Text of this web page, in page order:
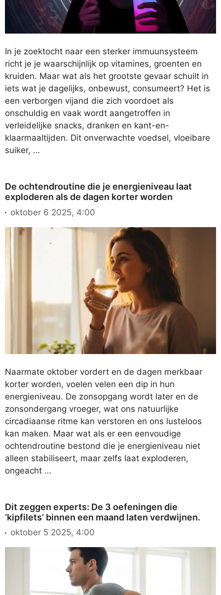
In je zoektocht naar een sterker immuunsysteem
richt je je waarschijnlijk op vitamines, groenten en
kruiden. Maar wat als het grootste gevaar schuilt in
iets wat je dagelijks, onbewust, consumeert? Het is
een verborgen vijand die zich voordoet als
onschuldig en vaak wordt aangetroffen in
verleidelijke snacks, dranken en kant-en-
klaarmaaltijden. Dit onverwachte voedsel, vloeibare
suiker, …
De ochtendroutine die je energieniveau laat
exploderen als de dagen korter worden
oktober 6 2025, 4:00
Naarmate oktober vordert en de dagen merkbaar
korter worden, voelen velen een dip in hun
energieniveau. De zonsopgang wordt later en de
zonsondergang vroeger, wat ons natuurlijke
circadiaanse ritme kan verstoren en ons lusteloos
kan maken. Maar wat als er een eenvoudige
ochtendroutine bestond die je energieniveau niet
alleen stabiliseert, maar zelfs laat exploderen,
ongeacht …
Dit zeggen experts: De 3 oefeningen die
‘kipfilets’ binnen een maand laten verdwijnen.
oktober 5 2025, 4:00